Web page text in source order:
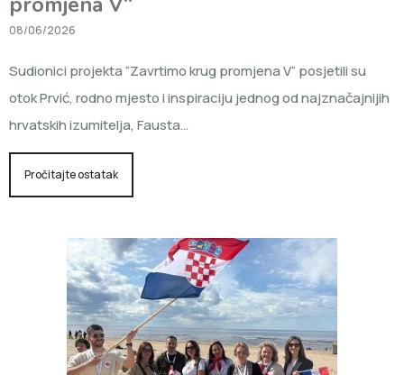
08/06/2026
Sudionici projekta “Zavrtimo krug promjena V“ posjetili su
otok Prvić, rodno mjesto i inspiraciju jednog od najznačajnijih
hrvatskih izumitelja, Fausta…
Pročitajte ostatak